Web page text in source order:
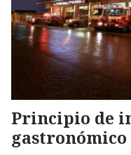
Principio de